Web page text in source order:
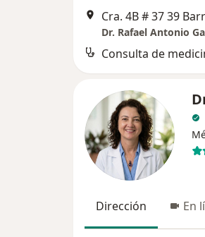
Cra. 4B # 37 39
Dr. Rafael Antonio
Consulta de
Dirección En